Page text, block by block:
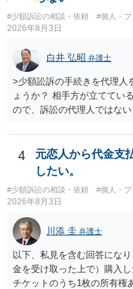
争う、というやり方がベタ
センター等で、消費者問題
ているなど）へ相談されるこ
#少額訴訟の相談・依頼 #個人・プ
2026年8月3日
白井 弘昭 弁護士
>少額訟訴の手続きを代理人
ょうか？ 相手方が立ててい
ので、訴訟の代理人ではな
ている場合は、相手方（被
代理人が就いていたことを
場合も）、裁判所が当該代
受任するかを聞いたうえで
直接被告に送達するのでは
ります。 ラインのやり取り
かではありません。もちろ
に委任するかも疑わしいの
う。 何か本人を示す事実（
情報を割り出していくしか
4
元恋人から代金支
したい。
#少額訴訟の相談・依頼 #個人・プ
2026年8月3日
川添 圭 弁護士
以下、私見を含む回答にな
金を受け取った上で）購入
チケットのうち1枚の所有権